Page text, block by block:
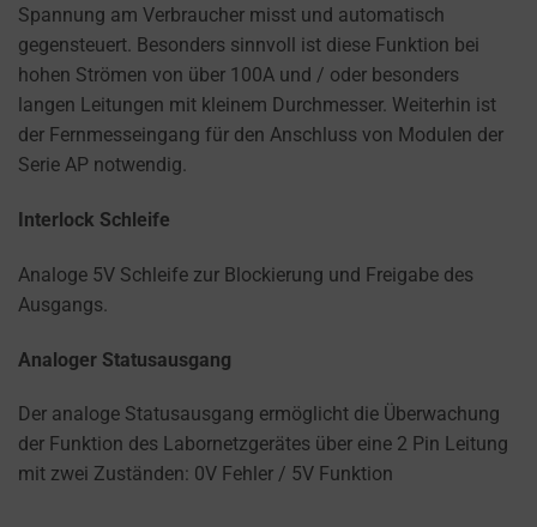
Spannung am Verbraucher misst und automatisch
gegensteuert. Besonders sinnvoll ist diese Funktion bei
hohen Strömen von über 100A und / oder besonders
langen Leitungen mit kleinem Durchmesser. Weiterhin ist
der Fernmesseingang für den Anschluss von Modulen der
Serie AP notwendig.
Interlock Schleife
Analoge 5V Schleife zur Blockierung und Freigabe des
Ausgangs.
Analoger Statusausgang
Der analoge Statusausgang ermöglicht die Überwachung
der Funktion des Labornetzgerätes über eine 2 Pin Leitung
mit zwei Zuständen: 0V Fehler / 5V Funktion